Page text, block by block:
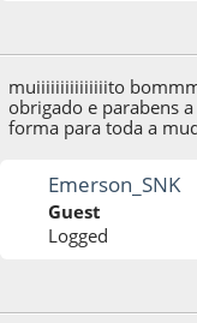
muiiiiiiiiiiiiiiito
obrigado e parabens
forma para toda a
Emerson_SNK
Guest
Logged